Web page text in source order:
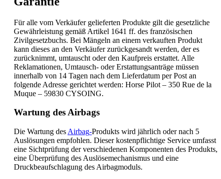
Für alle vom Verkäufer gelieferten Produkte gilt die gesetzliche
Gewährleistung gemäß Artikel 1641 ff. des französischen
Zivilgesetzbuchs. Bei Mängeln an einem verkauften Produkt
kann dieses an den Verkäufer zurückgesandt werden, der es
zurücknimmt, umtauscht oder den Kaufpreis erstattet. Alle
Reklamationen, Umtausch- oder Erstattungsanträge müssen
innerhalb von 14 Tagen nach dem Lieferdatum per Post an
folgende Adresse gerichtet werden: Horse Pilot – 350 Rue de la
Muque – 59830 CYSOING.
Wartung des Airbags
Die Wartung des Airbag-Produkts wird jährlich oder nach 5
Auslösungen empfohlen. Dieser kostenpflichtige Service umfasst
eine Sichtprüfung der verschiedenen Komponenten des Produkts,
eine Überprüfung des Auslösemechanismus und eine
Druckbeaufschlagung des Airbagmoduls.